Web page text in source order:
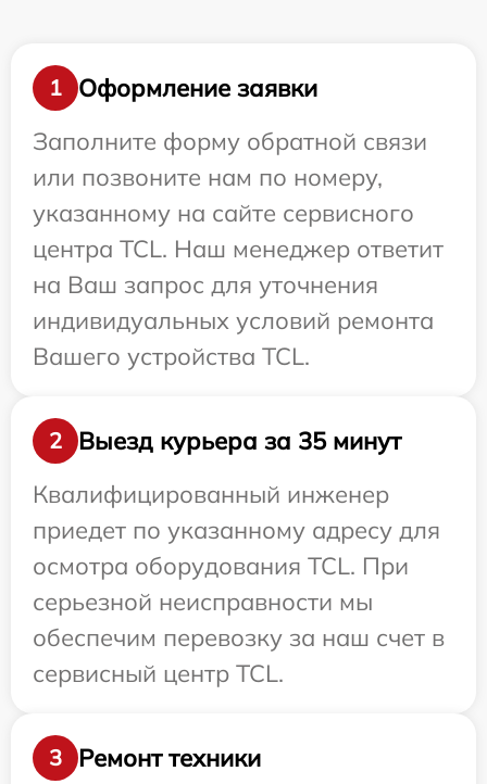
1
Оформление заявки
Заполните форму обратной связи
или позвоните нам по номеру,
указанному на сайте сервисного
центра TCL. Наш менеджер ответит
на Ваш запрос для уточнения
индивидуальных условий ремонта
Вашего устройства TCL.
2
Выезд курьера за 35 минут
Квалифицированный инженер
приедет по указанному адресу для
осмотра оборудования TCL. При
серьезной неисправности мы
обеспечим перевозку за наш счет в
сервисный центр TCL.
3
Ремонт техники